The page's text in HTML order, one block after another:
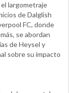
largometraje
de Dalglish
FC, donde
se abordan
de Heysel y
sobre su impacto